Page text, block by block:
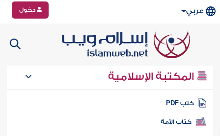
عربي دخول
المكتبة الإسلامية
كتب PDF